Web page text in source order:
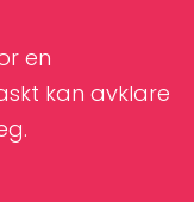
en
kan avklare